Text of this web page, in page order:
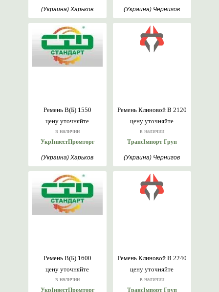
(Украина) Харьков (Украина) Чернигов
цену уточняйте
в наличии
Ремень В(Б) 1550
УкрІнвестПромторг
(Украина) Харьков
цену уточняйте
в наличии
Ремень Клиновой В 2120
ТрансІмпорт Груп
(Украина) Чернигов
цену уточняйте
в наличии
Ремень В(Б) 1600
УкрІнвестПромторг
цену уточняйте
в наличии
Ремень Клиновой В 2240
ТрансІмпорт Груп